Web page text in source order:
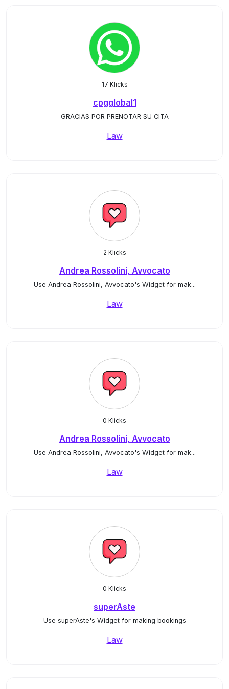
17 Klicks
cpgglobal1
GRACIAS POR PRENOTAR SU CITA
Law
2 Klicks
Andrea Rossolini, Avvocato
Use Andrea Rossolini, Avvocato's Widget for mak...
Law
0 Klicks
Andrea Rossolini, Avvocato
Use Andrea Rossolini, Avvocato's Widget for mak...
Law
0 Klicks
superAste
Use superAste's Widget for making bookings
Law